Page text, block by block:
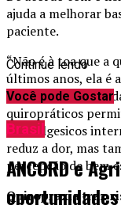
ajuda a melhorar
paciente.
“Não é à toa que a
últimos anos, ela é
melhoria da
quiropráticos
os analgesicos
reduz a dor, mas
percepção de bem
Quiropraxia traz
Continue lendo
Você pode Gostar
Brasil
ANCORD e